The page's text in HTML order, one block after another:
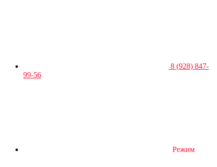
8 (928) 847-
99-56
Режим